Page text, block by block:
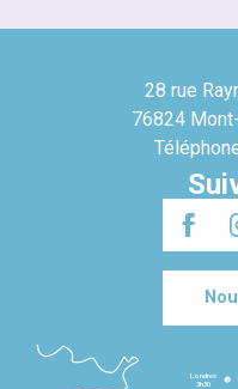
28 rue
76824
Londres
3h30